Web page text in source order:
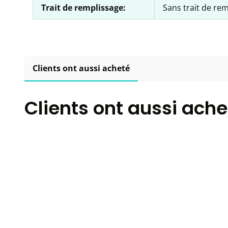
Trait de remplissage: Sans trait de
Clients ont aussi acheté
Clients ont aussi